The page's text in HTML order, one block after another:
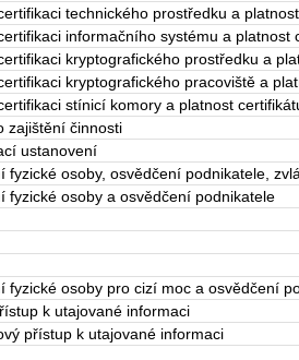
technického prostředku a
informačního systému a platnost
kryptografického prostředku a
kryptografického pracoviště a
stínicí komory a platnost
zajištění činnosti
ustanovení
fyzické osoby, osvědčení podnikatele,
fyzické osoby a osvědčení podnikatele
fyzické osoby pro cizí moc a osvědčení
k utajované informaci
přístup k utajované informaci